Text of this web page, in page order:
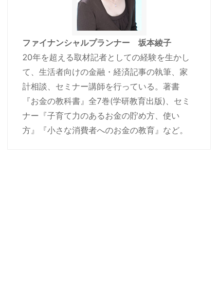
ファイナンシャルプランナー 坂本綾子
20年を超える取材記者としての経験を生かし
て、生活者向けの金融・経済記事の執筆、家
計相談、セミナー講師を行っている。著書
『お金の教科書』全7巻(学研教育出版)、セミ
ナー『子育て力のあるお金の貯め方、使い
方』『小さな消費者へのお金の教育』など。